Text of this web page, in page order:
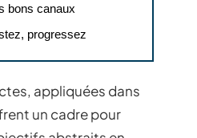
bons canaux
progressez
appliquées dans
un cadre pour